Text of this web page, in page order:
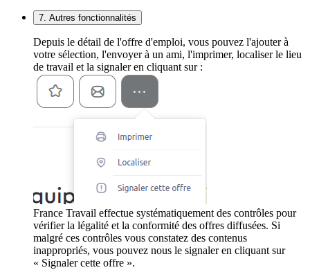
7. Autres fonctionnalités
Depuis le détail de l'offre d'emploi, vous pouvez l'ajouter à
votre sélection, l'envoyer à un ami, l'imprimer, localiser le lieu
de travail et la signaler en cliquant sur :
France Travail effectue systématiquement des contrôles pour
vérifier la légalité et la conformité des offres diffusées. Si
malgré ces contrôles vous constatez des contenus
inappropriés, vous pouvez nous le signaler en cliquant sur
« Signaler cette offre ».